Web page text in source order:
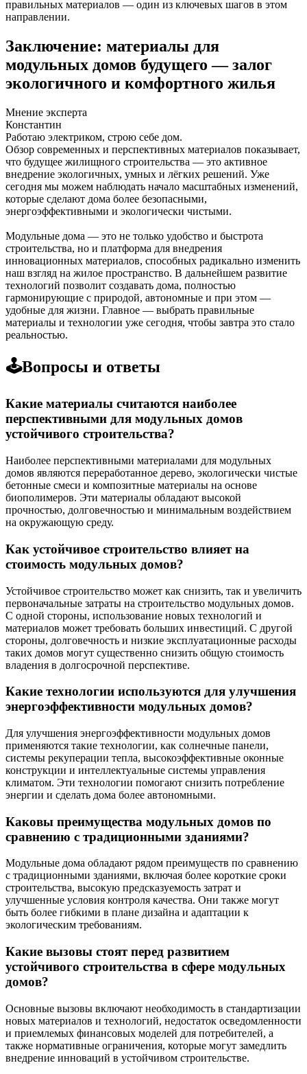
правильных материалов — один из ключевых шагов в этом
направлении.
Заключение: материалы для
модульных домов будущего — залог
экологичного и комфортного жилья
Мнение эксперта
Константин
Работаю электриком, строю себе дом.
Обзор современных и перспективных материалов показывает,
что будущее жилищного строительства — это активное
внедрение экологичных, умных и лёгких решений. Уже
сегодня мы можем наблюдать начало масштабных изменений,
которые сделают дома более безопасными,
энергоэффективными и экологически чистыми.
Модульные дома — это не только удобство и быстрота
строительства, но и платформа для внедрения
инновационных материалов, способных радикально изменить
наш взгляд на жилое пространство. В дальнейшем развитие
технологий позволит создавать дома, полностью
гармонирующие с природой, автономные и при этом —
удобные для жизни. Главное — выбрать правильные
материалы и технологии уже сегодня, чтобы завтра это стало
реальностью.
🕹️Вопросы и ответы
Какие материалы считаются наиболее
перспективными для модульных домов
устойчивого строительства?
Наиболее перспективными материалами для модульных
домов являются переработанное дерево, экологически чистые
бетонные смеси и композитные материалы на основе
биополимеров. Эти материалы обладают высокой
прочностью, долговечностью и минимальным воздействием
на окружающую среду.
Как устойчивое строительство влияет на
стоимость модульных домов?
Устойчивое строительство может как снизить, так и увеличить
первоначальные затраты на строительство модульных домов.
С одной стороны, использование новых технологий и
материалов может требовать больших инвестиций. С другой
стороны, долговечность и низкие эксплуатационные расходы
таких домов могут существенно снизить общую стоимость
владения в долгосрочной перспективе.
Какие технологии используются для улучшения
энергоэффективности модульных домов?
Для улучшения энергоэффективности модульных домов
применяются такие технологии, как солнечные панели,
системы рекуперации тепла, высокоэффективные оконные
конструкции и интеллектуальные системы управления
климатом. Эти технологии помогают снизить потребление
энергии и сделать дома более автономными.
Каковы преимущества модульных домов по
сравнению с традиционными зданиями?
Модульные дома обладают рядом преимуществ по сравнению
с традиционными зданиями, включая более короткие сроки
строительства, высокую предсказуемость затрат и
улучшенные условия контроля качества. Они также могут
быть более гибкими в плане дизайна и адаптации к
экологическим требованиям.
Какие вызовы стоят перед развитием
устойчивого строительства в сфере модульных
домов?
Основные вызовы включают необходимость в стандартизации
новых материалов и технологий, недостаток осведомленности
и приемлемых финансовых моделей для потребителей, а
также нормативные ограничения, которые могут замедлить
внедрение инноваций в устойчивом строительстве.